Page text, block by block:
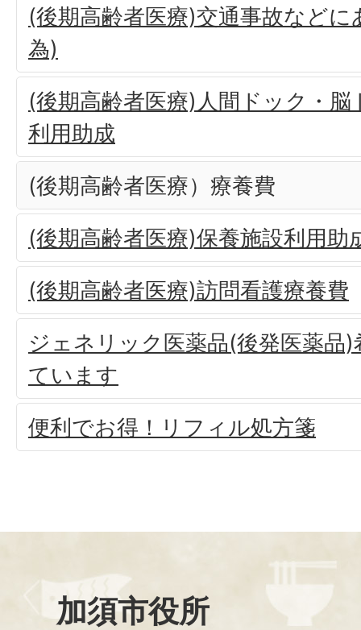
(後期高齢者医療)交通事故など
為)
(後期高齢者医療)人間ドック・
利用助成
(後期高齢者医療）療養費
(後期高齢者医療)保養施設利用助
(後期高齢者医療)訪問看護療養費
ジェネリック医薬品(後発医薬品
ています
便利でお得！リフィル処方箋
加須市役所